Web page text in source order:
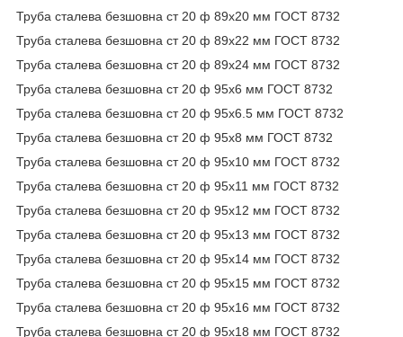
Труба сталева безшовна ст 20 ф 89х20 мм ГОСТ 8732
Труба сталева безшовна ст 20 ф 89х22 мм ГОСТ 8732
Труба сталева безшовна ст 20 ф 89х24 мм ГОСТ 8732
Труба сталева безшовна ст 20 ф 95х6 мм ГОСТ 8732
Труба сталева безшовна ст 20 ф 95х6.5 мм ГОСТ 8732
Труба сталева безшовна ст 20 ф 95х8 мм ГОСТ 8732
Труба сталева безшовна ст 20 ф 95х10 мм ГОСТ 8732
Труба сталева безшовна ст 20 ф 95х11 мм ГОСТ 8732
Труба сталева безшовна ст 20 ф 95х12 мм ГОСТ 8732
Труба сталева безшовна ст 20 ф 95х13 мм ГОСТ 8732
Труба сталева безшовна ст 20 ф 95х14 мм ГОСТ 8732
Труба сталева безшовна ст 20 ф 95х15 мм ГОСТ 8732
Труба сталева безшовна ст 20 ф 95х16 мм ГОСТ 8732
Труба сталева безшовна ст 20 ф 95х18 мм ГОСТ 8732